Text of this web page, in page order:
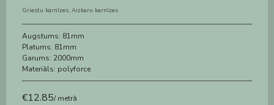
Griestu karnīzes, Aizkaru karnīzes
Augstums: 81mm
Platums: 81mm
Garums: 2000mm
Materiāls: polyforce
€12.85/ metrā